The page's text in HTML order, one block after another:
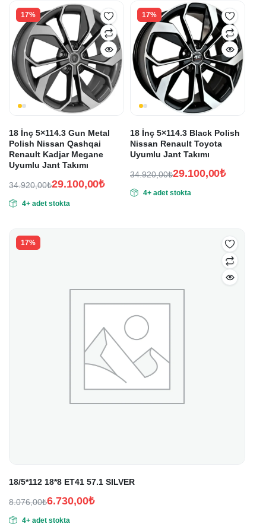
22.550,00₺.
22.050,00₺.
17%
18 İnç 5×114.3 Gun Metal
Polish Nissan Qashqai
Renault Kadjar Megane
Uyumlu Jant Takımı
34.920,00₺
fiyat:
29.100,00₺
andaki
29.100,00₺.
4+ adet stokta
17%
18 İnç 5×114.3 Black Polish
Nissan Renault Toyota
Uyumlu Jant Takımı
34.920,00₺
fiyat:
29.100,00₺
andaki
4+ adet stokta
17%
18/5*112 18*8 ET41 57.1 SILVER
8.076,00₺6.730,00₺
4+ adet stokta